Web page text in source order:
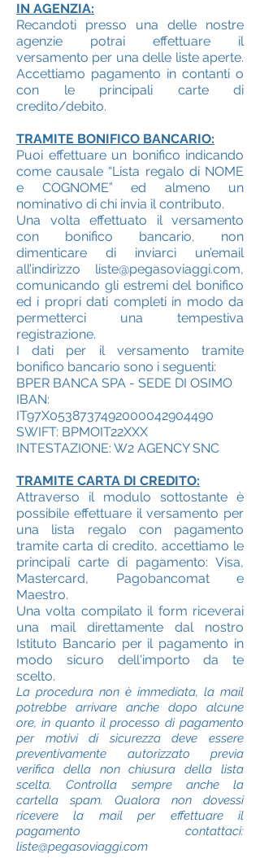
IN AGENZIA:
Recandoti presso una delle nostre
agenzie potrai effettuare il
versamento per una delle liste aperte.
Accettiamo pagamento in contanti o
con le principali carte di
credito/debito.
TRAMITE BONIFICO BANCARIO:
Puoi effettuare un bonifico indicando
come causale “Lista regalo di NOME
e COGNOME” ed almeno un
nominativo di chi invia il contributo.
Una volta effettuato il versamento
con bonifico bancario, non
dimenticare di inviarci un’email
all’indirizzo liste@pegasoviaggi.com,
comunicando gli estremi del bonifico
ed i propri dati completi in modo da
permetterci una tempestiva
registrazione.
I dati per il versamento tramite
bonifico bancario sono i seguenti:
BPER BANCA SPA - SEDE DI OSIMO
IBAN:
IT97X0538737492000042904490
SWIFT: BPMOIT22XXX
INTESTAZIONE: W2 AGENCY SNC
TRAMITE CARTA DI CREDITO:
Attraverso il modulo sottostante è
possibile effettuare il versamento per
una lista regalo con pagamento
tramite carta di credito, accettiamo le
principali carte di pagamento: Visa,
Mastercard, Pagobancomat e
Maestro.
Una volta compilato il form riceverai
una mail direttamente dal nostro
Istituto Bancario per il pagamento in
modo sicuro dell'importo da te
scelto.
La procedura non è immediata, la mail
potrebbe arrivare anche dopo alcune
ore, in quanto il processo di pagamento
per motivi di sicurezza deve essere
preventivamente autorizzato previa
verifica della non chiusura della lista
scelta. Controlla sempre anche la
cartella spam. Qualora non dovessi
ricevere la mail per effettuare il
pagamento contattaci:
liste@pegasoviaggi.com